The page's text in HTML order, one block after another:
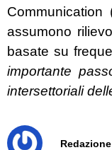
assumono
basate su
importante
intersettoriali
Redazione